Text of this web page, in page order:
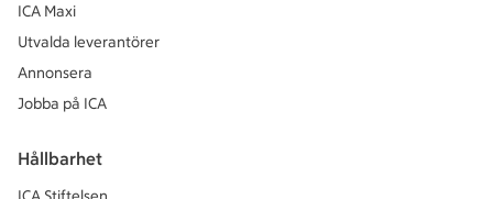
ICA Maxi
Utvalda leverantörer
Annonsera
Jobba på ICA
Hållbarhet